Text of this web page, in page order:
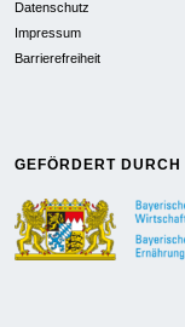
Datenschutz
Impressum
Barrierefreiheit
GEFÖRDERT DURCH